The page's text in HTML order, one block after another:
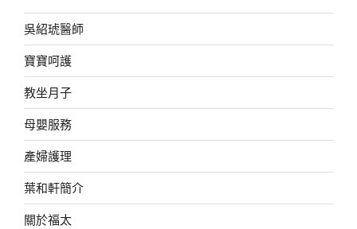
吳紹琥醫師
寶寶呵護
教坐月子
母嬰服務
產婦護理
葉和軒簡介
關於福太